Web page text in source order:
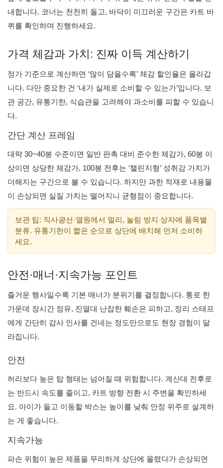
내합니다. 코너는 천천히 돌고, 바닥이 미끄러운 구간은 카트 바
퀴를 확인하며 진행하세요.
가격 체감과 가치: 진짜 이득 계산하기
정가 기준으로 계산하면 ‘많이 담을수록’ 체감 할인율은 올라갑
니다. 다만 중요한 건 ‘내가 실제로 소비할 수 있는가’입니다. 보
관 공간, 유통기한, 식습관을 고려해야 과소비를 피할 수 있습니
다.
간단 계산 프레임
대략 30~40봉 수준이면 일반 판촉 대비 준수한 체감가, 60봉 이
상이면 상당한 체감가, 100봉 전후는 ‘챌린지형’ 성취감 가치가
더해지는 구간으로 볼 수 있습니다. 하지만 과한 적재로 내용물
이 손상되면 실질 가치는 떨어지니 균형점이 중요합니다.
보관 팁: 직사광선·열원에서 멀리, 눌림 방지 상자에 품목별
분류. 유통기한이 짧은 순으로 상단에 배치해 먼저 소비하
세요.
안전·매너·지속가능 포인트
즐거운 행사일수록 기본 매너가 분위기를 결정합니다. 통로 한
가운데 장시간 점유, 진열대 난잡한 훼손은 피하고, 정리 스태프
에게 간단히 감사 인사를 건네는 정도만으로도 현장 경험이 달
라집니다.
안전
허리보다 높은 탑 형태는 넘어질 때 위험합니다. 계산대 전후로
는 반드시 속도를 줄이고, 카트 방향 전환 시 주변을 확인하세
요. 아이가 들고 이동할 박스는 높이를 낮춰 안정 위주로 설계하
는 게 좋습니다.
지속가능
파손 위험이 높은 제품을 무리하게 상단에 올렸다가 손상되면